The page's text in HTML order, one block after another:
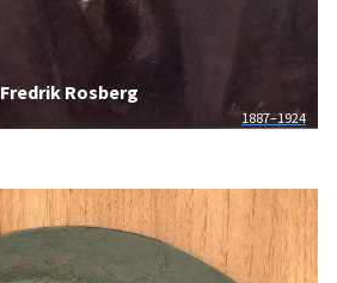
Fredrik Rosberg
1887–1924